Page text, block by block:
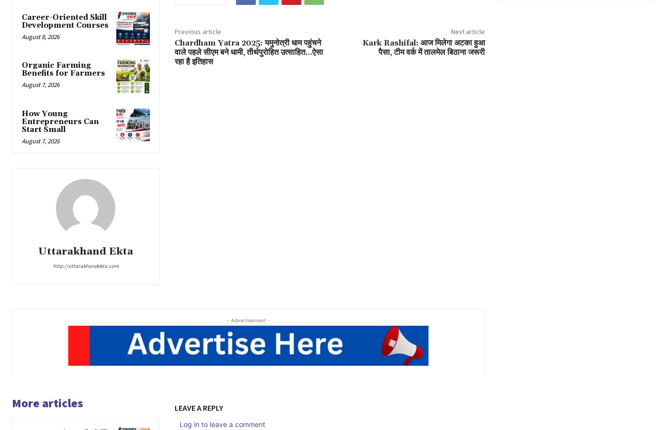
Career-Oriented Skill
Development Courses
August 8, 2026
Organic Farming
Benefits for Farmers
August 7, 2026
How Young
Entrepreneurs Can
Start Small
August 7, 2026
Uttarakhand Ekta
http://uttarakhandekta.com
Previous article
Chardham Yatra 2025: यमुनोत्री धाम पहुंचने
वाले पहले सीएम बने धामी, तीर्थपुरोहित उत्साहित…ऐसा
रहा है इतिहास
Next article
Kark Rashifal: आज मिलेगा अटका हुआ
पैसा, टीम वर्क में तालमेल बिठाना जरूरी
- Advertisement -
More articles LEAVE A REPLY
Log in to leave a comment